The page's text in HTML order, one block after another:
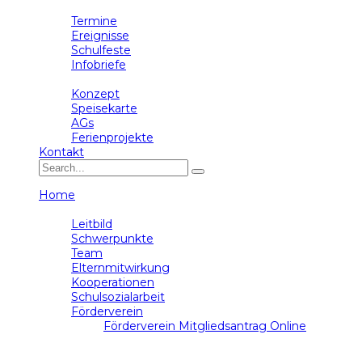
Termine
Ereignisse
Schulfeste
Infobriefe
Konzept
Speisekarte
AGs
Ferienprojekte
Kontakt
Home
Leitbild
Schwerpunkte
Team
Elternmitwirkung
Kooperationen
Schulsozialarbeit
Förderverein
Förderverein Mitgliedsantrag Online